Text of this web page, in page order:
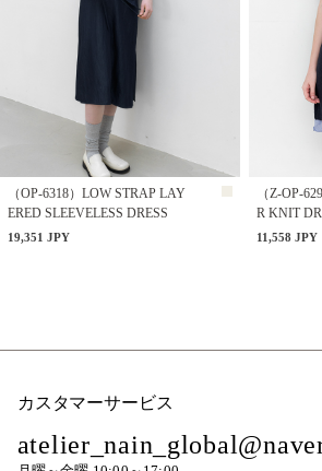
（OP-6318）LOW STRAP LAY
ERED SLEEVELESS DRESS
19,351 JPY
（Z-OP-
R KNIT
11,558 JPY
カスタマーサービス